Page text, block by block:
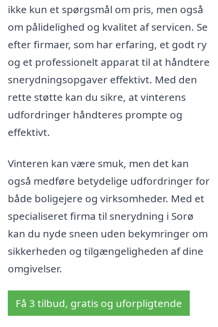
ikke kun et spørgsmål om pris, men også
om pålidelighed og kvalitet af servicen. Se
efter firmaer, som har erfaring, et godt ry
og et professionelt apparat til at håndtere
snerydningsopgaver effektivt. Med den
rette støtte kan du sikre, at vinterens
udfordringer håndteres prompte og
effektivt.
Vinteren kan være smuk, men det kan
også medføre betydelige udfordringer for
både boligejere og virksomheder. Med et
specialiseret firma til snerydning i Sorø
kan du nyde sneen uden bekymringer om
sikkerheden og tilgængeligheden af dine
omgivelser.
Få 3 tilbud, gratis og uforpligtende